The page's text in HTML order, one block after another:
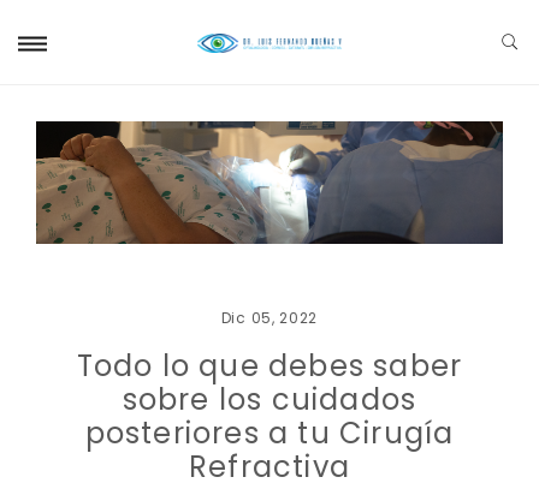
Dic 05, 2022
Todo lo que debes saber
sobre los cuidados
posteriores a tu Cirugía
Refractiva